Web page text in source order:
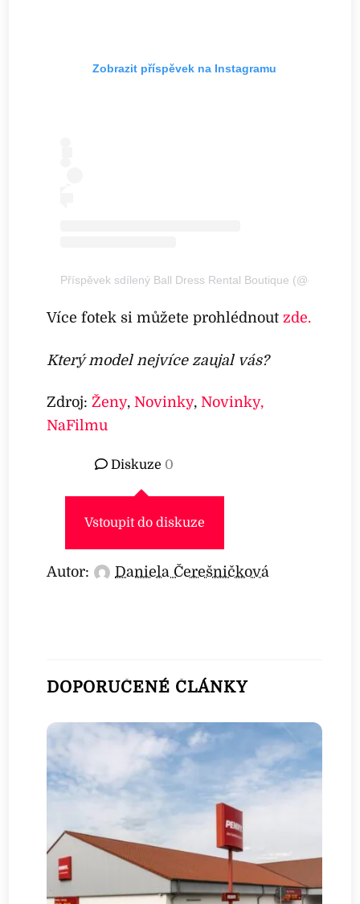
Zobrazit příspěvek na Instagramu
Příspěvek sdílený Ball Dress Rental Boutique
Více fotek si můžete prohlédnoutzde.
Který model nejvíce zaujal vás?
Zdroj:Ženy,Novinky,Novinky,
NaFilmu
Diskuze 0
Vstoupit do diskuze
Autor: Daniela Čerešničková
DOPORUČENÉ ČLÁNKY